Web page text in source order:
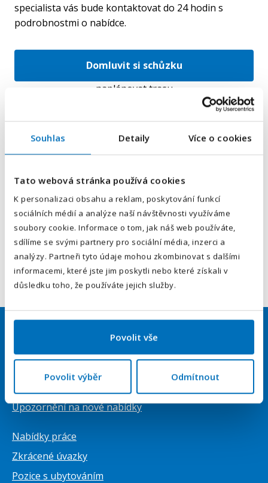
Souhlas Detaily Více o cookies
Tato webová stránka používá cookies
K personalizaci obsahu a reklam, poskytování funkcí
sociálních médií a analýze naší návštěvnosti využíváme
soubory cookie. Informace o tom, jak náš web používáte,
sdílíme se svými partnery pro sociální média, inzerci a
analýzy. Partneři tyto údaje mohou zkombinovat s dalšími
informacemi, které jste jim poskytli nebo které získali v
důsledku toho, že používáte jejich služby.
Povolit vše
Povolit výběr Odmítnout
specialista vás bude kontaktovat do 24 hodin s
podrobnostmi o nabídce.
Domluvit si schůzku
naplánovat trasu
E-mailová adresa
Váš telefon*
Předvolba
Odesláním souhlasíte sezpracováním osobních údajů.
Odeslat
Upozornění na nové nabídky
Nabídky práce
Zkrácené úvazky
Pozice s ubytováním